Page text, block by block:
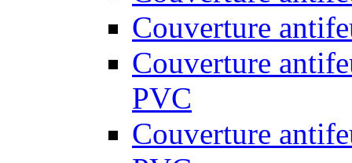
Couverture
Couverture
PVC
Couverture